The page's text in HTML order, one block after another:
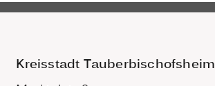
Kreisstadt Tauberbischofsheim